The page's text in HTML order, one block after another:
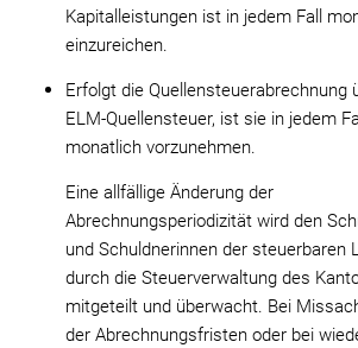
Kapitalleistungen ist in jedem Fall
einzureichen.
Erfolgt die Quellensteuerabrechnung
ELM-Quellensteuer, ist sie in jedem Fall
monatlich vorzunehmen.
Eine allfällige Änderung der
Abrechnungsperiodizität wird den
und Schuldnerinnen der steuerbaren
durch die Steuerverwaltung des
mitgeteilt und überwacht. Bei
der Abrechnungsfristen oder bei